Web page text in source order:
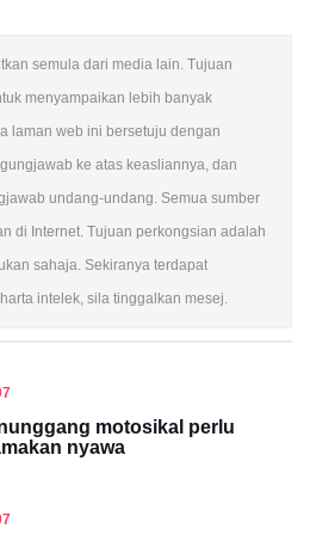
semula dari media lain. Tujuan
menyampaikan lebih banyak
laman web ini bersetuju dengan
ke atas keasliannya, dan
undang-undang. Semua sumber
di Internet. Tujuan perkongsian adalah
sahaja. Sekiranya terdapat
intelek, sila tinggalkan mesej.
motosikal perlu
nyawa